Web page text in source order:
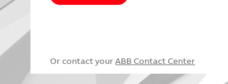
Or contact your ABB Contact Center